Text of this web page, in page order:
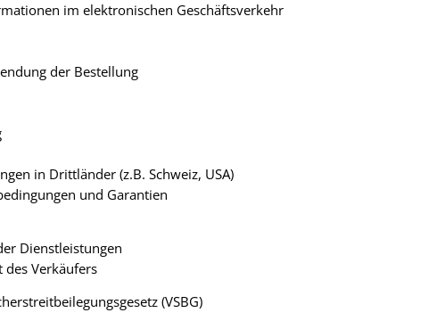
im elektronischen Geschäftsverkehr
der Bestellung
in Drittländer (z.B. Schweiz, USA)
und Garantien
Dienstleistungen
Verkäufers
(VSBG)